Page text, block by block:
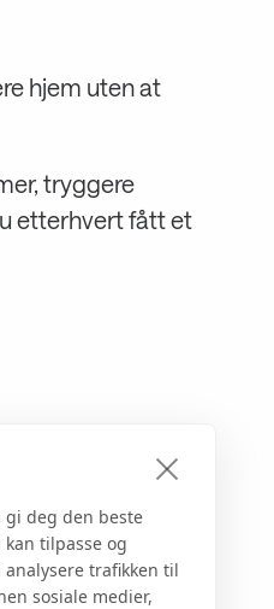
gi deg den beste
tilpasse og
trafikken til
sosiale medier,
hjem uten at
tryggere
etterhvert fått et